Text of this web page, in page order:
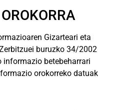
Gizarteari eta
buruzko 34/2002
informazio betebeharrari
orokorreko datuak